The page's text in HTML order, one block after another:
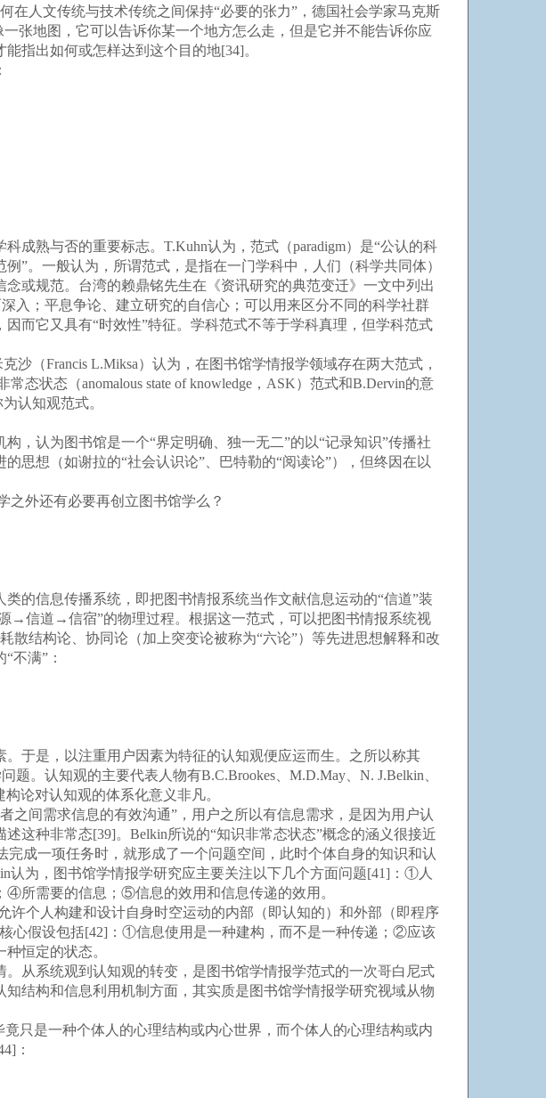
在人文传统与技术传统之间保持“必要的张力”，德国社会学家马克斯
张地图，它可以告诉你某一个地方怎么走，但是它并不能告诉你应
指出如何或怎样达到这个目的地[34]。
熟与否的重要标志。T.Kuhn认为，范式（paradigm）是“公认的科
”。一般认为，所谓范式，是指在一门学科中，人们（科学共同体）
或规范。台湾的赖鼎铭先生在《资讯研究的典范变迁》一文中列出
入；平息争论、建立研究的自信心；可以用来区分不同的科学社群
而它又具有“时效性”特征。学科范式不等于学科真理，但学科范式
（Francis L.Miksa）认为，在图书馆学情报学领域存在两大范式，
态状态（anomalous state of knowledge，ASK）范式和B.Dervin的意
认知观范式。
认为图书馆是一个“界定明确、独一无二”的以“记录知识”传播社
思想（如谢拉的“社会认识论”、巴特勒的“阅读论”），但终因在以
外还有必要再创立图书馆学么？
信息传播系统，即把图书情报系统当作文献信息运动的“信道”装
→信道→信宿”的物理过程。根据这一范式，可以把图书情报系统视
散结构论、协同论（加上突变论被称为“六论”）等先进思想解释和改
不满”：
于是，以注重用户因素为特征的认知观便应运而生。之所以称其
。认知观的主要代表人物有B.C.Brookes、M.D.May、N. J.Belkin、
论对认知观的体系化意义非凡。
间需求信息的有效沟通”，用户之所以有信息需求，是因为用户认
这种非常态[39]。Belkin所说的“知识非常态状态”概念的涵义很接近
完成一项任务时，就形成了一个问题空间，此时个体自身的知识和认
认为，图书馆学情报学研究应主要关注以下几个方面问题[41]：①人
所需要的信息；⑤信息的效用和信息传递的效用。
个人构建和设计自身时空运动的内部（即认知的）和外部（即程序
心假设包括[42]：①信息使用是一种建构，而不是一种传递；②应该
恒定的状态。
系统观到认知观的转变，是图书馆学情报学范式的一次哥白尼式
结构和信息利用机制方面，其实质是图书馆学情报学研究视域从物
是一种个体人的心理结构或内心世界，而个体人的心理结构或内
：